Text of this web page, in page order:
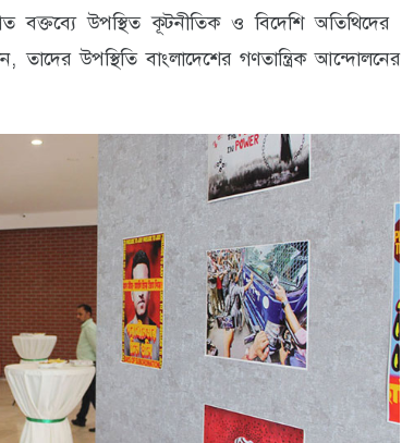
বক্তব্যে উপস্থিত কূটনীতিক ও বিদেশি অতিথিদের
তাদের উপস্থিতি বাংলাদেশের গণতান্ত্রিক আন্দোলনের